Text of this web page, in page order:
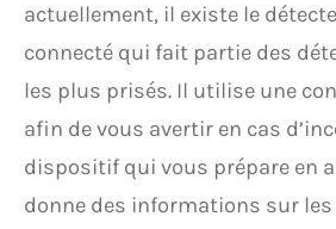
actuellement, il existe le
connecté qui fait partie des
les plus prisés. Il utilise une
afin de vous avertir en cas
dispositif qui vous prépare en
donne des informations sur